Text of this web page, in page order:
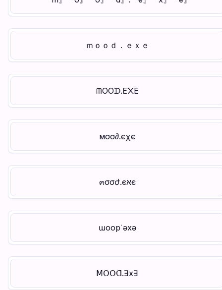
ｍｏｏｄ．ｅｘｅ
ᗰOOᗪ.E᙭E
мσσ∂.єχє
๓σσժ.єאє
ɯoop˙ǝxǝ
ꓟꓳꓳꓷ.ƎxƎ